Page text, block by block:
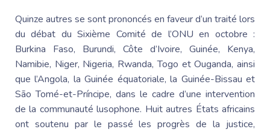
Quinze autres se sont prononcés en faveur d’un traité lors
du débat du Sixième Comité de l’ONU en octobre :
Burkina Faso, Burundi, Côte d’Ivoire, Guinée, Kenya,
Namibie, Niger, Nigeria, Rwanda, Togo et Ouganda, ainsi
que l’Angola, la Guinée équatoriale, la Guinée-Bissau et
São Tomé-et-Príncipe, dans le cadre d’une intervention
de la communauté lusophone. Huit autres États africains
ont soutenu par le passé les progrès de la justice,